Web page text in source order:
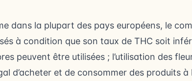
dans la plupart des pays européens, le
à condition que son taux de THC soit
peuvent être utilisées ; l’utilisation des
d’acheter et de consommer des produits à